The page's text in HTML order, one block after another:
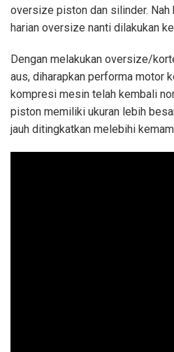
oversize piston dan silinder. Nah
harian oversize nanti dilakukan
Dengan melakukan oversize/
aus, diharapkan performa motor
kompresi mesin telah kembali
piston memiliki ukuran lebih
jauh ditingkatkan melebihi